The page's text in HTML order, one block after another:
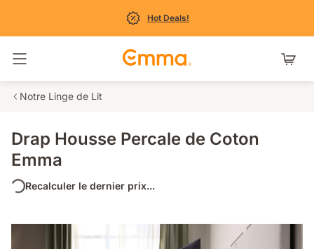
Hot Deals!
Basculer la navigation
Notre Linge de Lit
Drap Housse Percale de Coton
Emma
Recalculer le dernier prix...